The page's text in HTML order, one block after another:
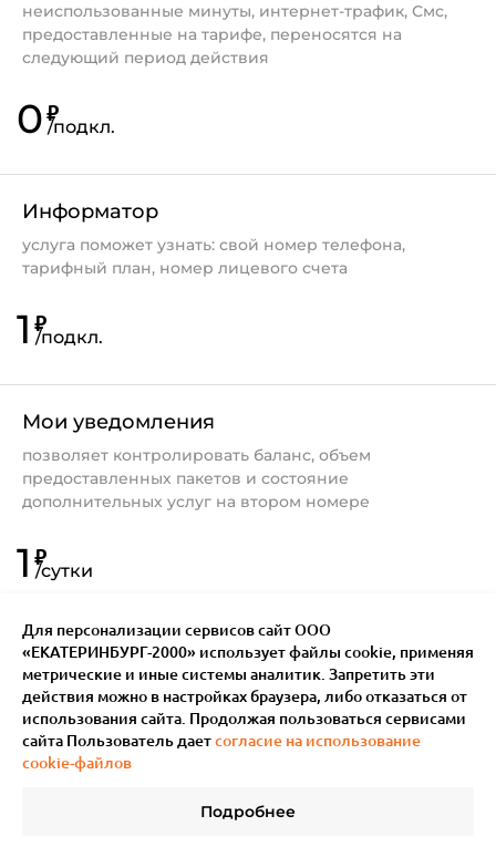
неиспользованные минуты, интернет-трафик, Смс,
предоставленные на тарифе, переносятся на
следующий период действия
0₽
/подкл.
Информатор
услуга поможет узнать: свой номер телефона,
тарифный план, номер лицевого счета
1 ₽
/подкл.
Мои уведомления
позволяет контролировать баланс, объем
предоставленных пакетов и состояние
дополнительных услуг на втором номере
1 ₽
/сутки
Подробнее
Для персонализации сервисов сайт ООО
«ЕКАТЕРИНБУРГ-2000» использует файлы сookie, применяя
метрические и иные системы аналитик. Запретить эти
действия можно в настройках браузера, либо отказаться от
использования сайта. Продолжая пользоваться сервисами
сайта Пользователь даетсогласие на использование
cookie-файлов